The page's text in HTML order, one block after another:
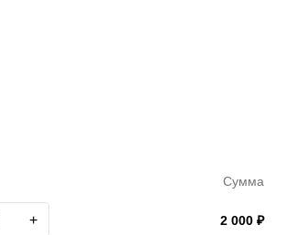
Сумма
+ 2 000 ₽